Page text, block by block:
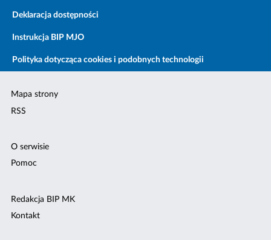
Deklaracja dostępności
Instrukcja BIP MJO
Polityka dotycząca cookies i podobnych technologii
Mapa strony
RSS
O serwisie
Pomoc
Redakcja BIP MK
Kontakt